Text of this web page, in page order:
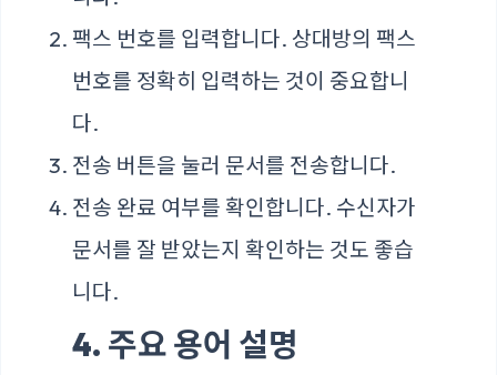
팩스 번호를 입력합니다. 상대방의 팩스
번호를 정확히 입력하는 것이 중요합니
다.
전송 버튼을 눌러 문서를 전송합니다.
전송 완료 여부를 확인합니다. 수신자가
문서를 잘 받았는지 확인하는 것도 좋습
니다.
4. 주요 용어 설명